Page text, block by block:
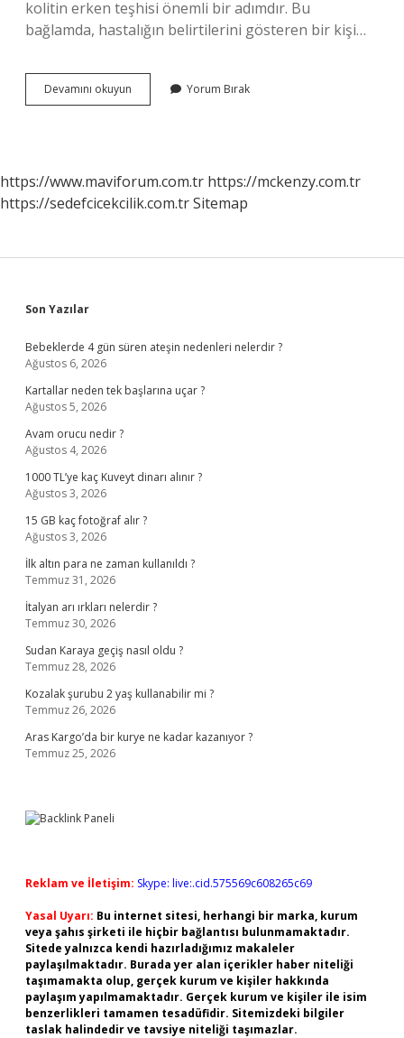
kolitin erken teşhisi önemli bir adımdır. Bu
bağlamda, hastalığın belirtilerini gösteren bir kişi…
Devamını okuyun
Için
Yorum Bırak
https://www.maviforum.com.tr https://mckenzy.com.tr
https://sedefcicekcilik.com.trSitemap
Sidebar
Son Yazılar
Bebeklerde 4 gün süren ateşin nedenleri nelerdir ?
Ağustos 6, 2026
Kartallar neden tek başlarına uçar ?
Ağustos 5, 2026
Avam orucu nedir ?
Ağustos 4, 2026
1000 TL’ye kaç Kuveyt dinarı alınır ?
Ağustos 3, 2026
15 GB kaç fotoğraf alır ?
Ağustos 3, 2026
İlk altın para ne zaman kullanıldı ?
Temmuz 31, 2026
İtalyan arı ırkları nelerdir ?
Temmuz 30, 2026
Sudan Karaya geçiş nasıl oldu ?
Temmuz 28, 2026
Kozalak şurubu 2 yaş kullanabilir mi ?
Temmuz 26, 2026
Aras Kargo’da bir kurye ne kadar kazanıyor ?
Temmuz 25, 2026
Reklam ve İletişim: Skype: live:.cid.575569c608265c69
Yasal Uyarı: Bu internet sitesi, herhangi bir marka, kurum
veya şahıs şirketi ile hiçbir bağlantısı bulunmamaktadır.
Sitede yalnızca kendi hazırladığımız makaleler
paylaşılmaktadır. Burada yer alan içerikler haber niteliği
taşımamakta olup, gerçek kurum ve kişiler hakkında
paylaşım yapılmamaktadır. Gerçek kurum ve kişiler ile isim
benzerlikleri tamamen tesadüfidir. Sitemizdeki bilgiler
taslak halindedir ve tavsiye niteliği taşımazlar.